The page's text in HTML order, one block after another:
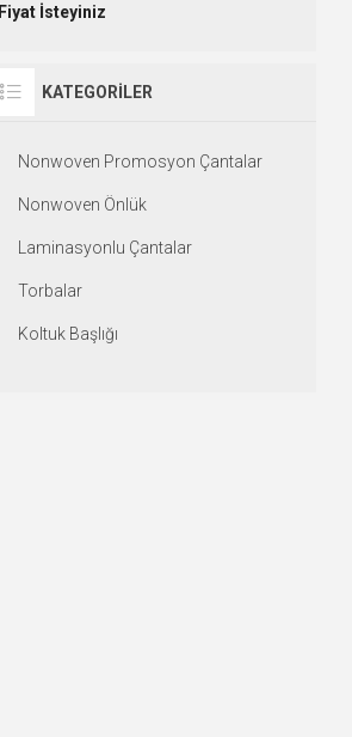
Fiyat İsteyiniz
KATEGORILER
Nonwoven Promosyon Çantalar
Nonwoven Önlük
Laminasyonlu Çantalar
Torbalar
Koltuk Başlığı